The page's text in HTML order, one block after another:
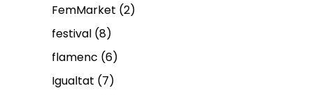
FemMarket (2)
festival (8)
flamenc (6)
Igualtat (7)